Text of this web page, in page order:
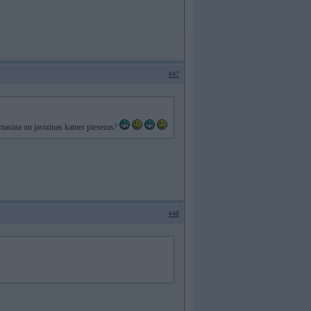
#47
un javizinas kamer piesezas?
#48